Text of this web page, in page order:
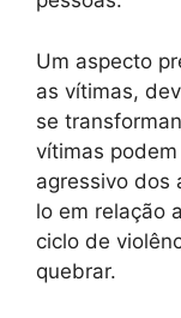
Um aspecto
as vítimas,
se
vítimas
agressivo dos
lo em relação
ciclo de
quebrar.